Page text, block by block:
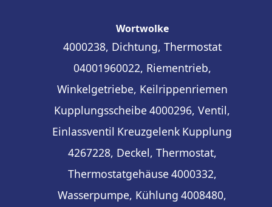
Wortwolke
4000238, Dichtung, Thermostat
04001960022, Riementrieb,
Winkelgetriebe, Keilrippenriemen
Kupplungsscheibe 4000296, Ventil,
Einlassventil Kreuzgelenk Kupplung
4267228, Deckel, Thermostat,
Thermostatgehäuse 4000332,
Wasserpumpe, Kühlung 4008480,